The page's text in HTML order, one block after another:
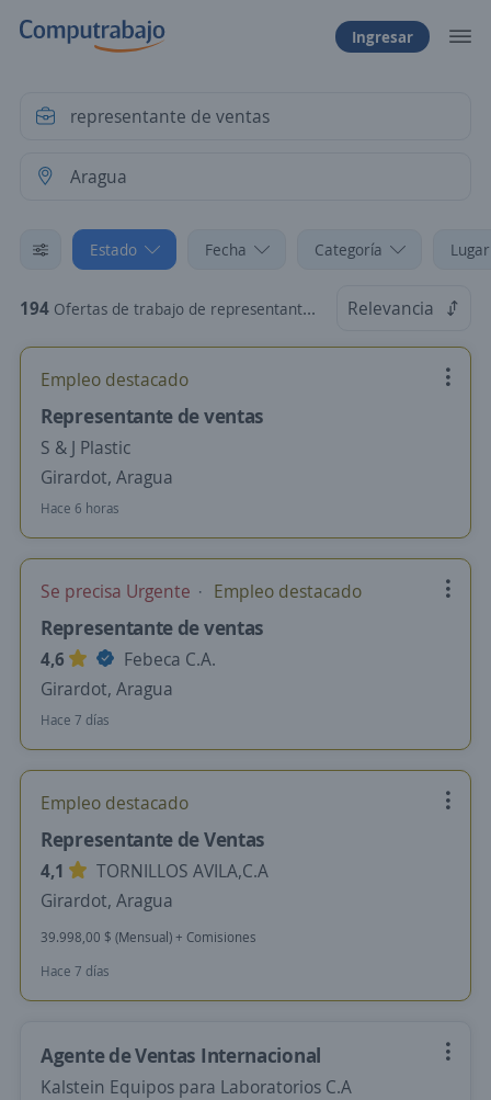
Ingresar
Estado Fecha Categoría
194 Ofertas de trabajo de representante de ventas en Aragua Relevancia
Empleo destacado
Representante de ventas
S & J Plastic
Girardot, Aragua
Hace 6 horas
Se precisa Urgente Empleo destacado
Representante de ventas
4,6
Febeca C.A.
Girardot, Aragua
Hace 7 días
Empleo destacado
Representante de Ventas
4,1
TORNILLOS AVILA,C.A
Girardot, Aragua
39.998,00 $ (Mensual) + Comisiones
Hace 7 días
Agente de Ventas Internacional
Kalstein Equipos para Laboratorios C.A